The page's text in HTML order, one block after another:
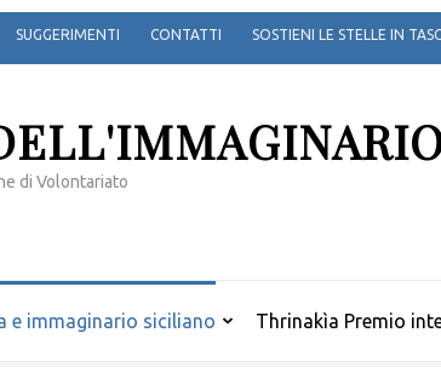
SUGGERIMENTI CONTATTI SOSTIENI LE STELLE IN
di Volontariato
e immaginario siciliano Thrinakìa Premio